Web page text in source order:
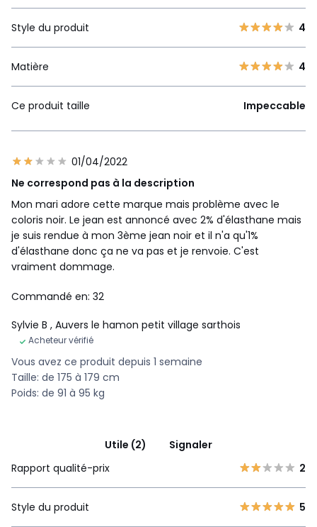
Style du produit 4
Matière 4
Ce produit taille Impeccable
01/04/2022
Ne correspond pas à la description
Mon mari adore cette marque mais problème avec le
coloris noir. Le jean est annoncé avec 2% d'élasthane mais
je suis rendue à mon 3ème jean noir et il n'a qu'1%
d'élasthane donc ça ne va pas et je renvoie. C'est
vraiment dommage.
Commandé en: 32
Sylvie B , Auvers le hamon petit village sarthois
Acheteur vérifié
Vous avez ce produit depuis 1 semaine
Taille: de 175 à 179 cm
Poids: de 91 à 95 kg
Utile (2)
Signaler
Rapport qualité-prix
2
Style du produit 5